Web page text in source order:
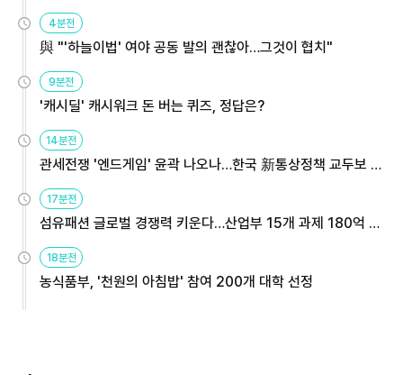
4분전
與 "'하늘이법' 여야 공동 발의 괜찮아…그것이 협치"
9분전
'캐시딜' 캐시워크 돈 버는 퀴즈, 정답은?
14분전
관세전쟁 '엔드게임' 윤곽 나오나…한국 新통상정책 교두보 활
17분전
섬유패션 글로벌 경쟁력 키운다…산업부 15개 과제 180억 지
18분전
농식품부, '천원의 아침밥' 참여 200개 대학 선정